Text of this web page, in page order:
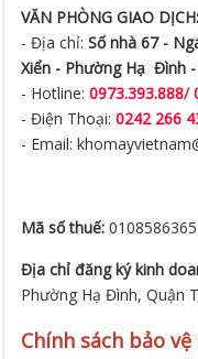
VĂN PHÒNG GIAO DỊCH:
- Địa chỉ:Số nhà 67 -
Xiển - Phường Hạ Đình -
- Hotline:0973.393.888/
- Điện Thoại:0242 266
- Email:
Mã số thuế:
Địa chỉ đăng ký kinh
Phường Hạ Đình, Quận
Chính sách bảo